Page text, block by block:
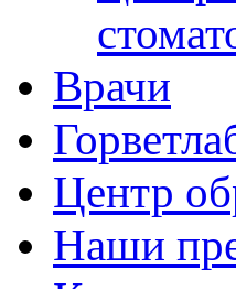
Врачи
Центр
Наши